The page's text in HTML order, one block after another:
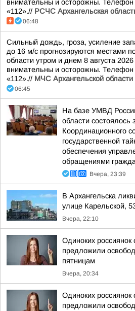
внимательны и осторожны. Телефон
«112».// РСЧС Архангельская
06:48
Сильный дождь, гроза, усиление
до 16 м/с прогнозируются местами
области утром и днем 8 августа
внимательны и осторожны. Телефон
«112».// МЧС Архангельской области
06:45
На базе УМВД
области состоялось
Координационного
государственной
обеспечения
обращениями
Вчера, 23:39
В Архангельска
улице Карельской,
Вчера, 22:10
Одиноких
предложили
пятницам
Вчера, 20:34
Одиноких
предложили